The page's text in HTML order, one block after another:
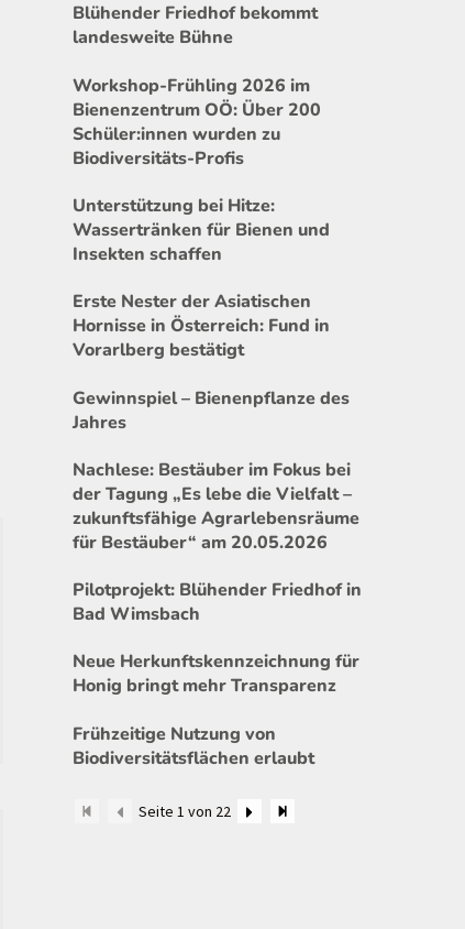
Blühender Friedhof bekommt
landesweite Bühne
Workshop-Frühling 2026 im
Bienenzentrum OÖ: Über 200
Schüler:innen wurden zu
Biodiversitäts-Profis
Unterstützung bei Hitze:
Wassertränken für Bienen und
Insekten schaffen
Erste Nester der Asiatischen
Hornisse in Österreich: Fund in
Vorarlberg bestätigt
Gewinnspiel – Bienenpflanze des
Jahres
Nachlese: Bestäuber im Fokus bei
der Tagung „Es lebe die Vielfalt –
zukunftsfähige Agrarlebensräume
für Bestäuber“ am 20.05.2026
Pilotprojekt: Blühender Friedhof in
Bad Wimsbach
Neue Herkunftskennzeichnung für
Honig bringt mehr Transparenz
Frühzeitige Nutzung von
Biodiversitätsflächen erlaubt
Seite 1 von 22